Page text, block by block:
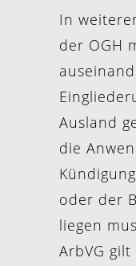
In
der OGH
Ausland
die
oder der
liegen
ArbVG